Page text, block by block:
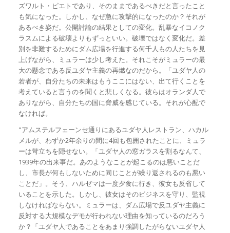
ズワルト・ピエトであり、そのままであるべきだと言ったこと
も気になった。しかし、なぜ急に攻撃的になったのか？それが
あるべき姿だ。公開討論の結果としての変化。乱暴なイコノク
ラスムによる破壊よりもずっといい。破壊ではなく変化だ。差
別を非難するためにダム広場を行進する何千人もの人たちを見
上げながら、ミュラーは少し考えた。それこそがミュラーの最
大の懸念である反ユダヤ主義の再燃なのだから。「ユダヤ人の
若者が、自分たちの未来はもうここにはない、出て行くことを
考えていると言うのを聞くと悲しくなる。彼らはオランダ人で
ありながら、自分たちの国に脅威を感じている。それが心配で
なければ。
"アムステルフェーンセ通りにあるユダヤ人レストラン、ハカル
メルが、わずか2年余りの間に4回も包囲されたことに、ミュラ
ーは苛立ちを隠せない。「ユダヤ人の窓ガラスを割るなんて、
1939年の出来事だ。あのようなことが起こるのは悪いことだ
し、市長が何もしないために同じことが繰り返されるのも悪い
ことだ」。そう、ハルゼマは一度夕食に行き、彼女も反省して
いることを示した。しかし、彼女はそのビジネスを守り、監視
しなければならない。ミュラーは、ダム広場で反ユダヤ主義に
反対する大規模なデモが行われない理由を知っているのだろう
か？「ユダヤ人であることをあまり強調したがらないユダヤ人